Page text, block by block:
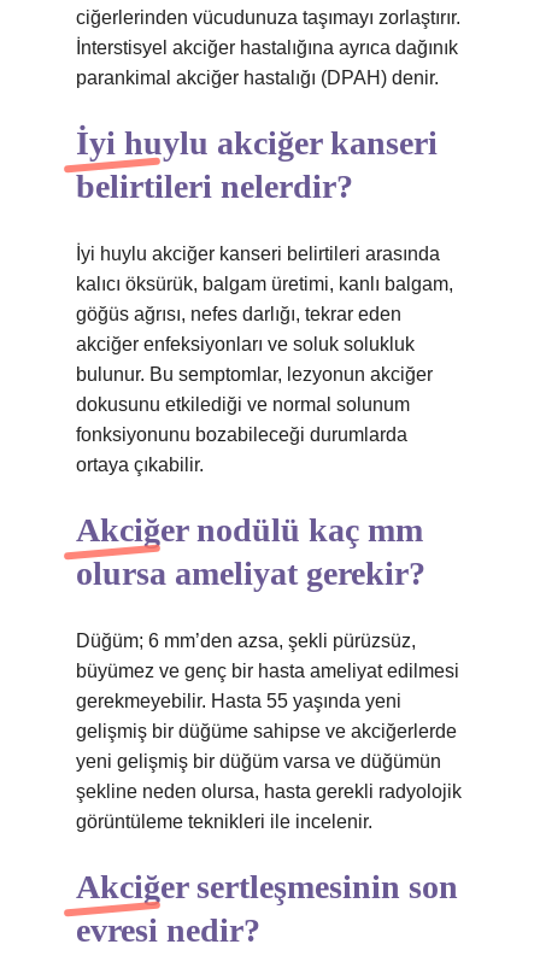
ciğerlerinden vücudunuza taşımayı zorlaştırır.
İnterstisyel akciğer hastalığına ayrıca dağınık
parankimal akciğer hastalığı (DPAH) denir.
İyi huylu akciğer kanseri
belirtileri nelerdir?
İyi huylu akciğer kanseri belirtileri arasında
kalıcı öksürük, balgam üretimi, kanlı balgam,
göğüs ağrısı, nefes darlığı, tekrar eden
akciğer enfeksiyonları ve soluk solukluk
bulunur. Bu semptomlar, lezyonun akciğer
dokusunu etkilediği ve normal solunum
fonksiyonunu bozabileceği durumlarda
ortaya çıkabilir.
Akciğer nodülü kaç mm
olursa ameliyat gerekir?
Düğüm; 6 mm’den azsa, şekli pürüzsüz,
büyümez ve genç bir hasta ameliyat edilmesi
gerekmeyebilir. Hasta 55 yaşında yeni
gelişmiş bir düğüme sahipse ve akciğerlerde
yeni gelişmiş bir düğüm varsa ve düğümün
şekline neden olursa, hasta gerekli radyolojik
görüntüleme teknikleri ile incelenir.
Akciğer sertleşmesinin son
evresi nedir?